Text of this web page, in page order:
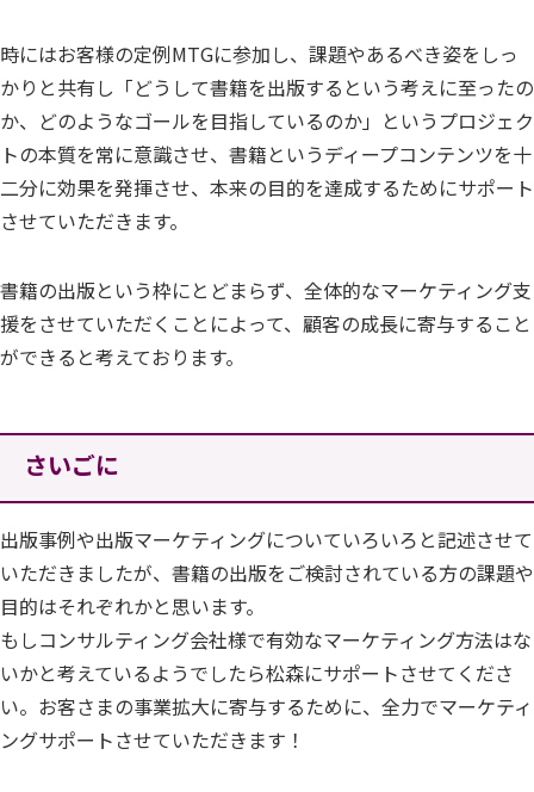
時にはお客様の定例MTGに参加し、課題やあるべき姿をしっ
かりと共有し「どうして書籍を出版するという考えに至ったの
か、どのようなゴールを目指しているのか」というプロジェク
トの本質を常に意識させ、書籍というディープコンテンツを十
二分に効果を発揮させ、本来の目的を達成するためにサポート
させていただきます。
書籍の出版という枠にとどまらず、全体的なマーケティング支
援をさせていただくことによって、顧客の成長に寄与すること
ができると考えております。
さいごに
出版事例や出版マーケティングについていろいろと記述させて
いただきましたが、書籍の出版をご検討されている方の課題や
目的はそれぞれかと思います。
もしコンサルティング会社様で有効なマーケティング方法はな
いかと考えているようでしたら松森にサポートさせてくださ
い。お客さまの事業拡大に寄与するために、全力でマーケティ
ングサポートさせていただきます！